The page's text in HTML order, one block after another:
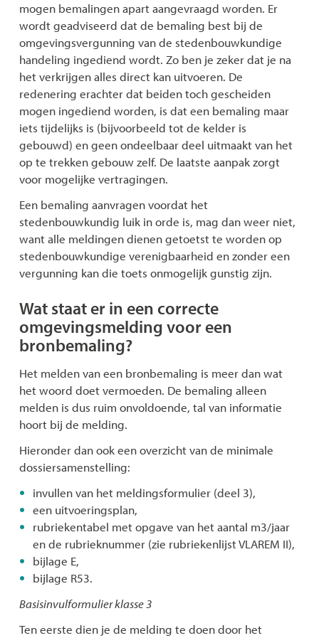
mogen bemalingen apart aangevraagd worden. Er
wordt geadviseerd dat de bemaling best bij de
omgevingsvergunning van de stedenbouwkundige
handeling ingediend wordt. Zo ben je zeker dat je na
het verkrijgen alles direct kan uitvoeren. De
redenering erachter dat beiden toch gescheiden
mogen ingediend worden, is dat een bemaling maar
iets tijdelijks is (bijvoorbeeld tot de kelder is
gebouwd) en geen ondeelbaar deel uitmaakt van het
op te trekken gebouw zelf. De laatste aanpak zorgt
voor mogelijke vertragingen.
Een bemaling aanvragen voordat het
stedenbouwkundig luik in orde is, mag dan weer niet,
want alle meldingen dienen getoetst te worden op
stedenbouwkundige verenigbaarheid en zonder een
vergunning kan die toets onmogelijk gunstig zijn.
Wat staat er in een correcte
omgevingsmelding voor een
bronbemaling?
Het melden van een bronbemaling is meer dan wat
het woord doet vermoeden. De bemaling alleen
melden is dus ruim onvoldoende, tal van informatie
hoort bij de melding.
Hieronder dan ook een overzicht van de minimale
dossiersamenstelling:
invullen van het meldingsformulier (deel 3),
een uitvoeringsplan,
rubriekentabel met opgave van het aantal m3/jaar
en de rubrieknummer (zie rubriekenlijst VLAREM II),
bijlage E,
bijlage R53.
Basisinvulformulier klasse 3
Ten eerste dien je de melding te doen door het